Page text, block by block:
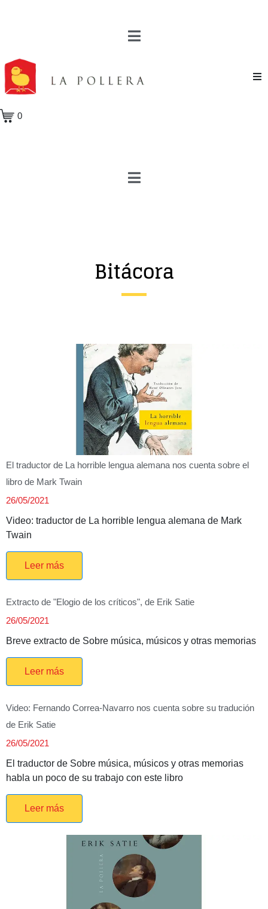
0
Bitácora
El traductor de La horrible lengua alemana nos cuenta sobre el
libro de Mark Twain
26/05/2021
Video: traductor de La horrible lengua alemana de Mark
Twain
Leer más
Extracto de "Elogio de los críticos", de Erik Satie
26/05/2021
Breve extracto de Sobre música, músicos y otras memorias
Leer más
Video: Fernando Correa-Navarro nos cuenta sobre su tradución
de Erik Satie
26/05/2021
El traductor de Sobre música, músicos y otras memorias
habla un poco de su trabajo con este libro
Leer más